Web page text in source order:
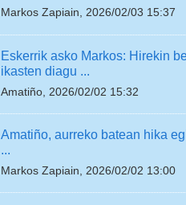
Markos Zapiain, 2026/02/03 15:37
Eskerrik asko Markos: Hirekin
ikasten diagu ...
Amatiño, 2026/02/02 15:32
Amatiño, aurreko batean hika
...
Markos Zapiain, 2026/02/02 13:00